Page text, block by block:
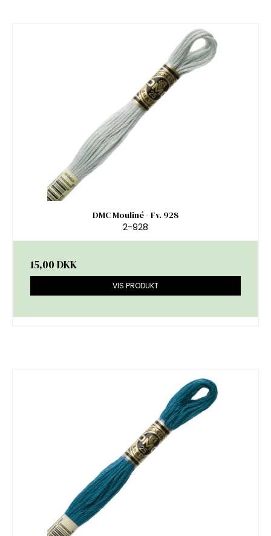
DMC Mouliné - Fv. 928
2-928
15,00 DKK
VIS PRODUKT